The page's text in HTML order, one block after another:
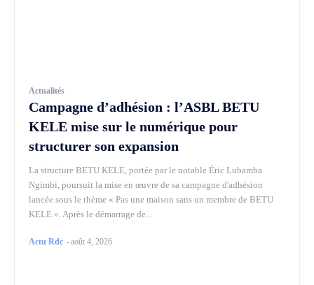
Actualités
Campagne d’adhésion : l’ASBL BETU
KELE mise sur le numérique pour
structurer son expansion
La structure BETU KELE, portée par le notable Éric Lubamba
Ngimbi, poursuit la mise en œuvre de sa campagne d'adhésion
lancée sous le thème « Pas une maison sans un membre de BETU
KELE ». Après le démarrage de...
Actu Rdc -août 4, 2026